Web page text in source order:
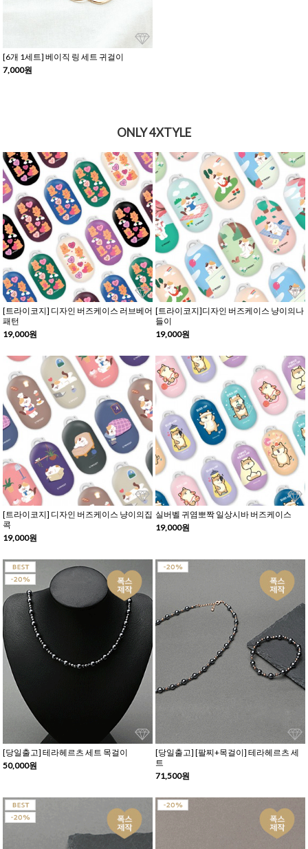
[6개 1세트] 베이직 링 세트 귀걸이
7,000원
ONLY 4XTYLE
[트라이코지] 디자인 버즈케이스 러브베어
패턴
19,000원
[트라이코지]디자인 버즈케이스 냥이의나
들이
19,000원
[트라이코지] 디자인 버즈케이스 냥이의집
콕
19,000원
실버벨 귀염뽀짝 일상시바 버즈케이스
19,000원
[당일출고] 테라헤르츠 세트 목걸이
50,000원
[당일출고] [팔찌+목걸이] 테라헤르츠 세
트
71,500원